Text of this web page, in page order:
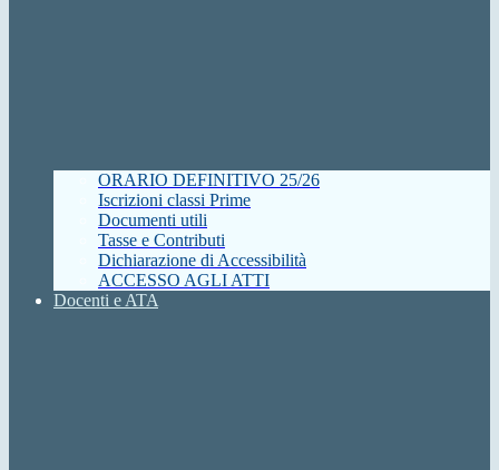
ORARIO DEFINITIVO 25/26
Iscrizioni classi Prime
Documenti utili
Tasse e Contributi
Dichiarazione di Accessibilità
ACCESSO AGLI ATTI
Docenti e ATA